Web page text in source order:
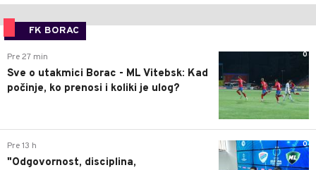
FK BORAC
0
Pre 27 min
Sve o utakmici Borac - ML Vitebsk: Kad
počinje, ko prenosi i koliki je ulog?
0
Pre 13 h
"Odgovornost, disciplina,